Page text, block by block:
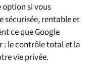
option si vous
sécurisée, rentable et
ce que Google
: le contrôle total et la
vie privée.